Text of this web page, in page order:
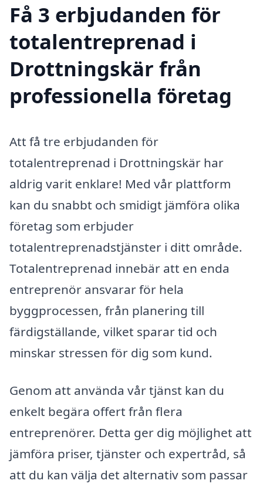
Få 3 erbjudanden för
totalentreprenad i
Drottningskär från
professionella företag
Att få tre erbjudanden för
totalentreprenad i Drottningskär har
aldrig varit enklare! Med vår plattform
kan du snabbt och smidigt jämföra olika
företag som erbjuder
totalentreprenadstjänster i ditt område.
Totalentreprenad innebär att en enda
entreprenör ansvarar för hela
byggprocessen, från planering till
färdigställande, vilket sparar tid och
minskar stressen för dig som kund.
Genom att använda vår tjänst kan du
enkelt begära offert från flera
entreprenörer. Detta ger dig möjlighet att
jämföra priser, tjänster och expertråd, så
att du kan välja det alternativ som passar